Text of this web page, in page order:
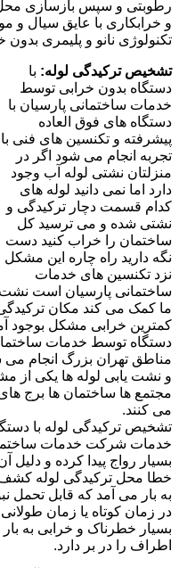
رطوبتی و سپس بازسازی
و خرابکاری با عایق سیال و
تکنولوژی نانو و پلیمری بدون
تشخیص ترکیدگی لوله: با
دستگاه بدون خرابی توسط
خدمات ساختمانی پارسیان با
دستگاه های فوق العاده
پیشرفته و تکنسین های فنی با
تجربه انجام می شود اگر در
منزلتان نشتی لوله آب وجود
دارد اما نمی دانید لوله های
کدام قسمت دچار ترکیدگی و
نشتی شده و می ترسید کل
ساختمان را خراب کنید دست
نگه دارید راه چاره این مشکل
نزد تکنسین های خدمات
ساختمانی پارسیان است نشت
ما کمک می کند مکان ترکیدگی
کمترین خرابی مشکل بوجود
دستگاه توسط خدمات
مناطق تهران بزرگ انجام
و نشت یابی لوله ها یکی از
مجتمع ها ساختمان ها برج
می کنند.
تشخیص ترکیدگی لوله با
خدمات شرکت خدمات
بسیار رواج پیدا کرده و
خطا محل ترکیدگی لوله
به بار می آمد که قابل تحمل
در زمان کوتاه یا زمان
بسیار خطرناک و خرابی به
اطراف را در بر دارد.